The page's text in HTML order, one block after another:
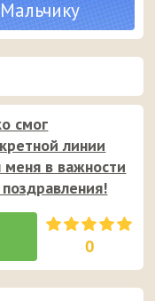
Мальчику
смог
линии
меня в важности
0